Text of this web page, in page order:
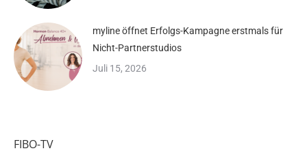
myline öffnet Erfolgs-Kampagne erstmals für
Nicht-Partnerstudios
Juli 15, 2026
FIBO-TV